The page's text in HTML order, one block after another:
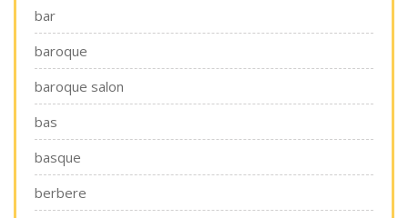
bar
baroque
baroque salon
bas
basque
berbere